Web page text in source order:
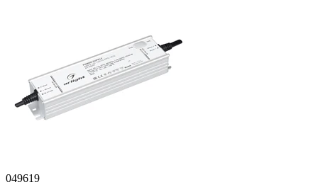
049619